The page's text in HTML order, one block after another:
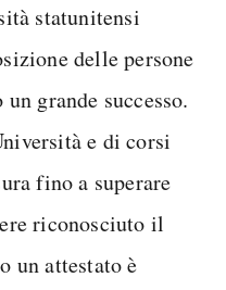
statunitensi
delle persone
grande successo.
e di corsi
fino a superare
riconosciuto il
un attestato è